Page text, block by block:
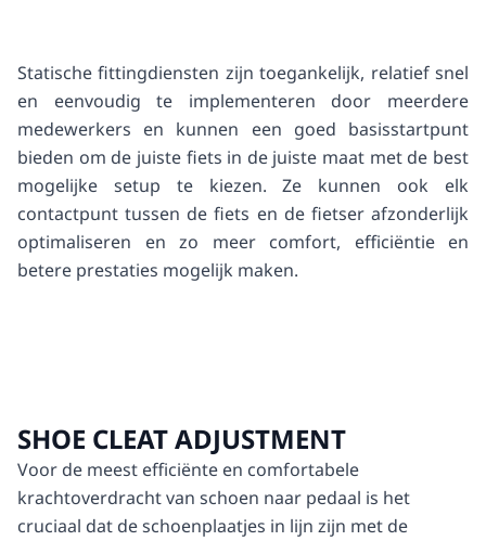
Statische fittingdiensten zijn toegankelijk, relatief snel
en eenvoudig te implementeren door meerdere
medewerkers en kunnen een goed basisstartpunt
bieden om de juiste fiets in de juiste maat met de best
mogelijke setup te kiezen. Ze kunnen ook elk
contactpunt tussen de fiets en de fietser afzonderlijk
optimaliseren en zo meer comfort, efficiëntie en
betere prestaties mogelijk maken.
SHOE CLEAT ADJUSTMENT
Voor de meest efficiënte en comfortabele
krachtoverdracht van schoen naar pedaal is het
cruciaal dat de schoenplaatjes in lijn zijn met de